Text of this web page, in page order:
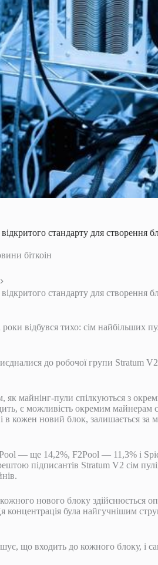
стандарту для створення
біткоін
стандарту для створення
відбувся тихо: сім найбільших
до робочої групи Stratum
майнінг-пули спілкуються з
є можливість окремим майнерам
в кожен новий блок, залишається за
— ще 14,2%, F2Pool — 11,3% і
підписантів Stratum V2 сім
нового блоку здійснюється
була найгучнішим
що входить до кожного блоку, і